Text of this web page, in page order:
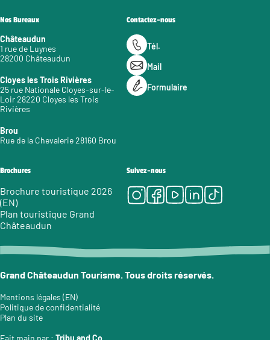
Nos Bureaux
Châteaudun
1 rue de Luynes
28200 Châteaudun
Cloyes les Trois Rivières
25 rue Nationale Cloyes-sur-le-
Loir 28220 Cloyes les Trois
Rivières
Brou
Rue de la Chevalerie 28160 Brou
Contactez-nous
Tél.
Mail
Formulaire
Brochures
Brochure touristique 2026
(EN)
Plan touristique Grand
Châteaudun
Suivez-nous
Instagram
Facebook
Youtube
LinkedIn
Tiktok
Grand Châteaudun Tourisme. Tous droits réservés.
Mentions légales (EN)
Politique de confidentialité
Plan du site
Fait main par : Tribu and Co